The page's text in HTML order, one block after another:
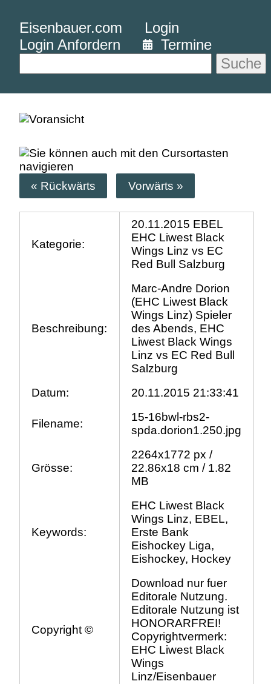
Eisenbauer.com
Login
Login Anfordern
Termine
Suche
« Rückwärts Vorwärts »
Kategorie:
20.11.2015 EBEL
EHC Liwest Black
Wings Linz vs EC
Red Bull Salzburg
Beschreibung:
Marc-Andre Dorion
(EHC Liwest Black
Wings Linz) Spieler
des Abends, EHC
Liwest Black Wings
Linz vs EC Red Bull
Salzburg
Datum:
20.11.2015 21:33:41
Filename:
15-16bwl-rbs2-
spda.dorion1.250.jpg
Grösse:
2264x1772 px /
22.86x18 cm / 1.82
MB
Keywords:
EHC Liwest Black
Wings Linz, EBEL,
Erste Bank
Eishockey Liga,
Eishockey, Hockey
Copyright ©
Download nur fuer
Editorale Nutzung.
Editorale Nutzung ist
HONORARFREI!
Copyrightvermerk:
EHC Liwest Black
Wings
Linz/Eisenbauer